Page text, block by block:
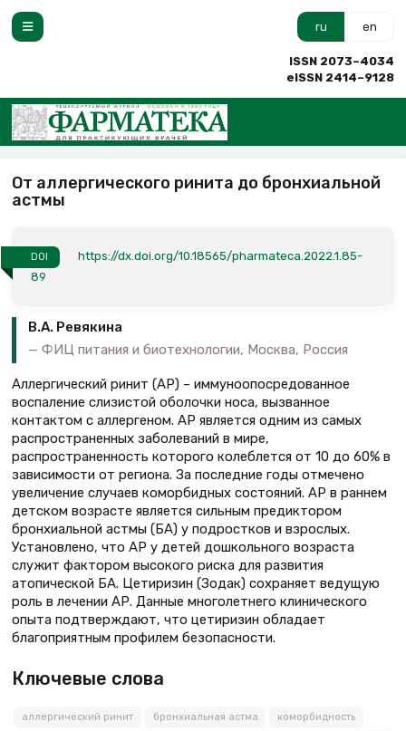
ru en
ISSN 2073–4034
eISSN 2414–9128
От аллергического ринита до бронхиальной
астмы
DOI
https://dx.doi.org/10.18565/pharmateca.2022.1.85-
89
В.А. Ревякина
ФИЦ питания и биотехнологии, Москва, Россия
Аллергический ринит (АР) – иммуноопосредованное
воспаление слизистой оболочки носа, вызванное
контактом с аллергеном. АР является одним из самых
распространенных заболеваний в мире,
распространенность которого колеблется от 10 до 60% в
зависимости от региона. За последние годы отмечено
увеличение случаев коморбидных состояний. АР в раннем
детском возрасте является сильным предиктором
бронхиальной астмы (БА) у подростков и взрослых.
Установлено, что АР у детей дошкольного возраста
служит фактором высокого риска для развития
атопической БА. Цетиризин (Зодак) сохраняет ведущую
роль в лечении АР. Данные многолетнего клинического
опыта подтверждают, что цетиризин обладает
благоприятным профилем безопасности.
Ключевые слова
аллергический ринит бронхиальная астма коморбидность